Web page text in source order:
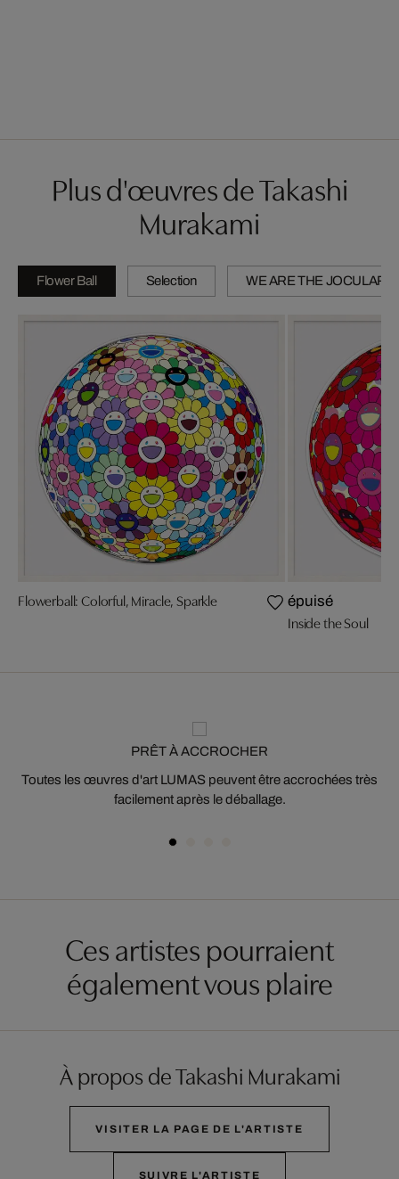
Plus d'œuvres de Takashi
Murakami
Flower Ball Selection WE ARE THE JOCULAR
Flowerball: Colorful, Miracle, Sparkle épuisé
Inside the Soul
PRÊT À ACCROCHER
Toutes les œuvres d'art LUMAS peuvent être accrochées très
facilement après le déballage.
Ces artistes pourraient
également vous plaire
À propos de Takashi Murakami
VISITER LA PAGE DE L'ARTISTE
SUIVRE L'ARTISTE